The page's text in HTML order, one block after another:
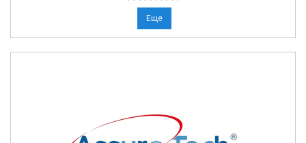
Еще